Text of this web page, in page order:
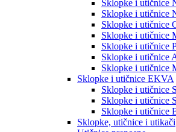
Sklopke i utičnice
Sklopke i utičnice
Sklopke i utičnice
Sklopke i utičnice
Sklopke i utičnice
Sklopke i utičnice
Sklopke i utičnice
Sklopke i utičnice EKVA
Sklopke i utičnice
Sklopke i utičnice
Sklopke i utičnice
Sklopke, utičnice i utikači